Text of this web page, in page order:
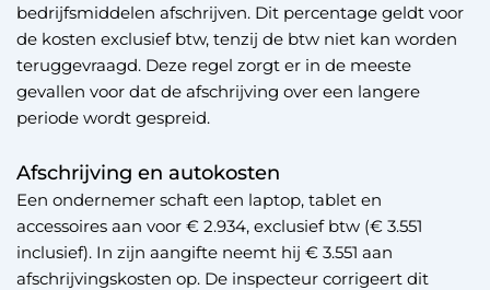
bedrijfsmiddelen afschrijven. Dit percentage geldt voor
de kosten exclusief btw, tenzij de btw niet kan worden
teruggevraagd. Deze regel zorgt er in de meeste
gevallen voor dat de afschrijving over een langere
periode wordt gespreid.
Afschrijving en autokosten
Een ondernemer schaft een laptop, tablet en
accessoires aan voor € 2.934, exclusief btw (€ 3.551
inclusief). In zijn aangifte neemt hij € 3.551 aan
afschrijvingskosten op. De inspecteur corrigeert dit